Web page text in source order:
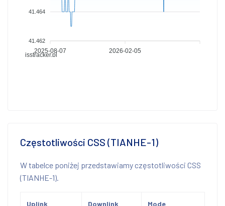
isstracker.pl
41.464
41.462
2025-08-07 2026-02-05
Częstotliwości CSS (TIANHE-1)
W tabelce poniżej przedstawiamy częstotliwości CSS
(TIANHE-1).
Uplink Downlink Mode